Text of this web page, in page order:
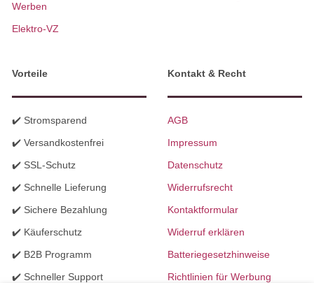
Werben
Elektro-VZ
Vorteile
✔️ Stromsparend
✔️ Versandkostenfrei
✔️ SSL-Schutz
✔️ Schnelle Lieferung
✔️ Sichere Bezahlung
✔️ Käuferschutz
✔️ B2B Programm
✔️ Schneller Support
Kontakt & Recht
AGB
Impressum
Datenschutz
Widerrufsrecht
Kontaktformular
Widerruf erklären
Batteriegesetzhinweise
Richtlinien für Werbung